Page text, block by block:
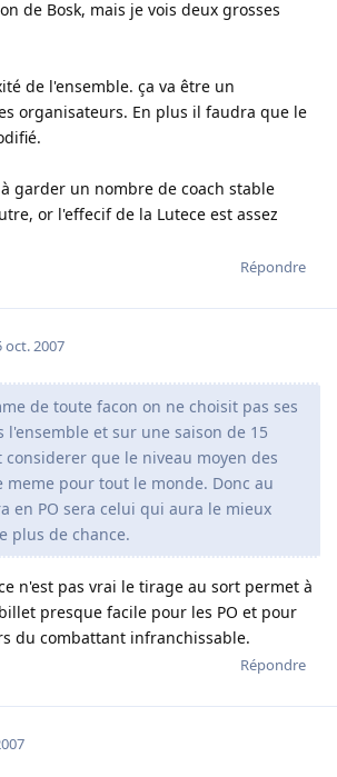
de Bosk, mais je vois deux grosses
de l'ensemble. ça va être un
organisateurs. En plus il faudra que le
garder un nombre de coach stable
or l'effecif de la Lutece est assez
Répondre
oct. 2007
de toute facon on ne choisit pas ses
l'ensemble et sur une saison de 15
considerer que le niveau moyen des
meme pour tout le monde. Donc au
en PO sera celui qui aura le mieux
plus de chance.
n'est pas vrai le tirage au sort permet à
presque facile pour les PO et pour
du combattant infranchissable.
Répondre